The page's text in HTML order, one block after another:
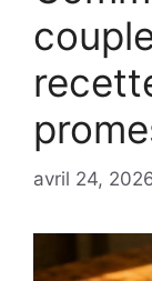
avril 24,